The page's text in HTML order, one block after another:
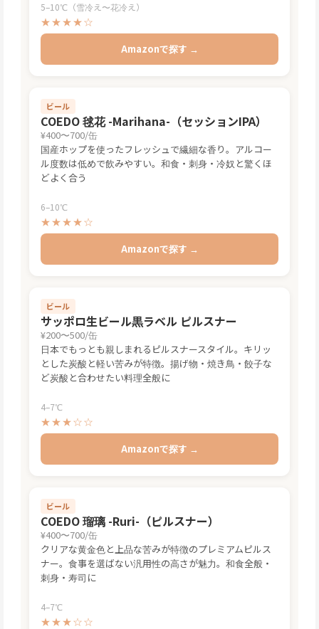
5–10℃（雪冷え〜花冷え）
★★★★☆
Amazonで探す →
ビール
COEDO 毬花 -Marihana-（セッションIPA）
¥400〜700/缶
国産ホップを使ったフレッシュで繊細な香り。アルコー
ル度数は低めで飲みやすい。和食・刺身・冷奴と驚くほ
どよく合う
6–10℃
★★★★☆
Amazonで探す →
ビール
サッポロ生ビール黒ラベル ピルスナー
¥200〜500/缶
日本でもっとも親しまれるピルスナースタイル。キリッ
とした炭酸と軽い苦みが特徴。揚げ物・焼き鳥・餃子な
ど炭酸と合わせたい料理全般に
4–7℃
★★★☆☆
Amazonで探す →
ビール
COEDO 瑠璃 -Ruri-（ピルスナー）
¥400〜700/缶
クリアな黄金色と上品な苦みが特徴のプレミアムピルス
ナー。食事を選ばない汎用性の高さが魅力。和食全般・
刺身・寿司に
4–7℃
★★★☆☆